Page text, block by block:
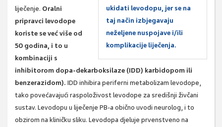
ukidati levodopu, jer se na
taj način izbjegavaju
neželjene nuspojave i/ili
komplikacije liječenja.
liječenje. Oralni
pripravci levodope
koriste se već više od
50 godina, i to u
kombinaciji s
inhibitorom dopa-dekarboksilaze (IDD) karbidopom ili
benzerazidom). IDD inhibira periferni metabolizam levodope,
tako povećavajući raspoloživost levodope za središnji živčani
sustav. Levodopu u liječenje PB-a obično uvodi neurolog, i to
obzirom na kliničku sliku. Levodopa djeluje prvenstveno na